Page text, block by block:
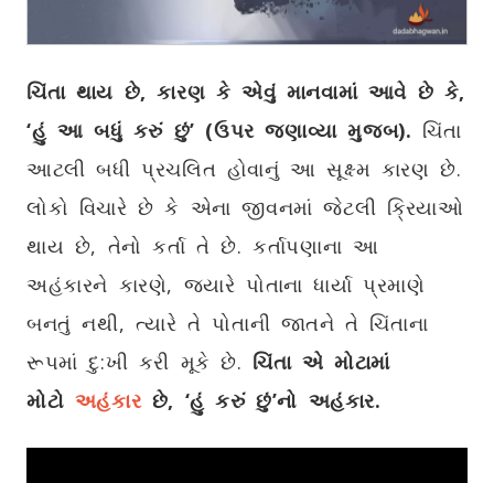
ચિંતા થાય છે, કારણ કે એવું માનવામાં આવે છે કે,
‘હું આ બધું કરું છું’ (ઉપર જણાવ્યા મુજબ). ચિંતા
આટલી બધી પ્રચલિત હોવાનું આ સૂક્ષ્મ કારણ છે.
લોકો વિચારે છે કે એના જીવનમાં જેટલી ક્રિયાઓ
થાય છે, તેનો કર્તા તે છે. કર્તાપણાના આ
અહંકારને કારણે, જ્યારે પોતાના ધાર્યા પ્રમાણે
બનતું નથી, ત્યારે તે પોતાની જાતને તે ચિંતાના
રૂપમાં દુ:ખી કરી મૂકે છે. ચિંતા એ મોટામાં
મોટો અહંકાર છે, ‘હું કરું છું’નો અહંકાર.